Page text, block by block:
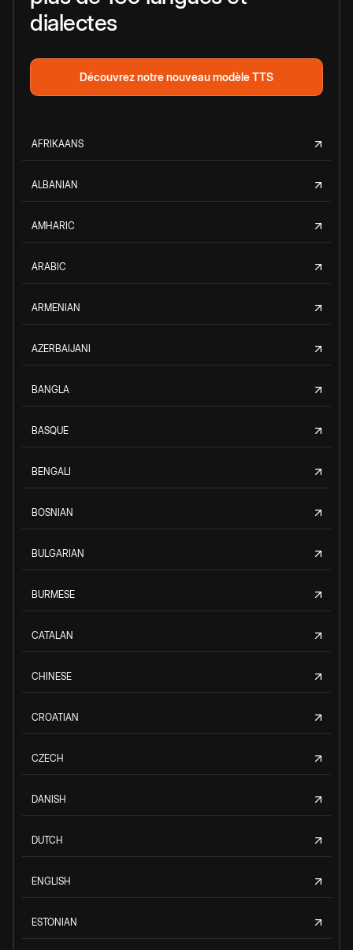
dialectes
Découvrez notre nouveau modèle TTS
AFRIKAANS
ALBANIAN
AMHARIC
ARABIC
ARMENIAN
AZERBAIJANI
BANGLA
BASQUE
BENGALI
BOSNIAN
BULGARIAN
BURMESE
CATALAN
CHINESE
CROATIAN
CZECH
DANISH
DUTCH
ENGLISH
ESTONIAN